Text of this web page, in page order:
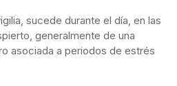
sucede durante el día, en las
generalmente de una
asociada a periodos de estrés